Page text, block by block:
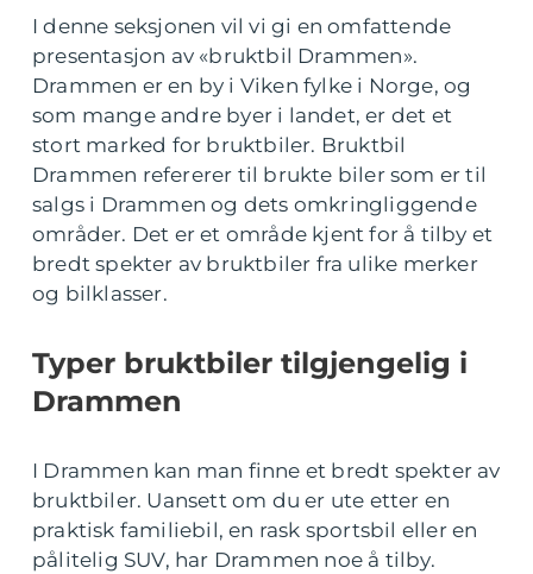
I denne seksjonen vil vi gi en omfattende
presentasjon av «bruktbil Drammen».
Drammen er en by i Viken fylke i Norge, og
som mange andre byer i landet, er det et
stort marked for bruktbiler. Bruktbil
Drammen refererer til brukte biler som er til
salgs i Drammen og dets omkringliggende
områder. Det er et område kjent for å tilby et
bredt spekter av bruktbiler fra ulike merker
og bilklasser.
Typer bruktbiler tilgjengelig i
Drammen
I Drammen kan man finne et bredt spekter av
bruktbiler. Uansett om du er ute etter en
praktisk familiebil, en rask sportsbil eller en
pålitelig SUV, har Drammen noe å tilby.